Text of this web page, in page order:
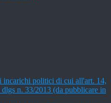
incarichi politici di cui all'art. 14,
n. 33/2013 (da pubblicare in